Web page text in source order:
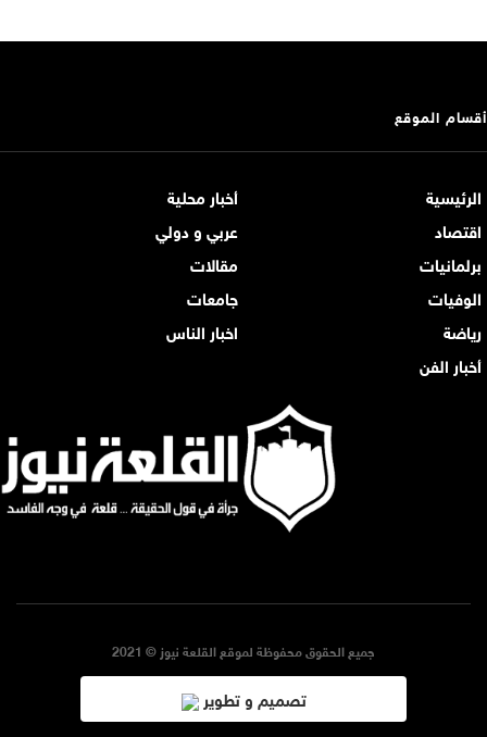
أقسام الموقع
الرئيسية
أخبار محلية
اقتصاد
عربي و دولي
برلمانيات
مقالات
الوفيات
جامعات
رياضة
اخبار الناس
أخبار الفن
جميع الحقوق محفوظة لموقع القلعة نيوز © 2021
تصميم و تطوير